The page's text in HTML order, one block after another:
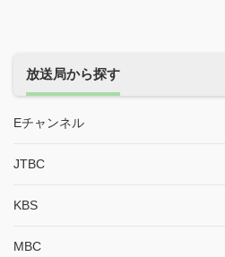
放送局から探す
Eチャンネル
JTBC
KBS
MBC